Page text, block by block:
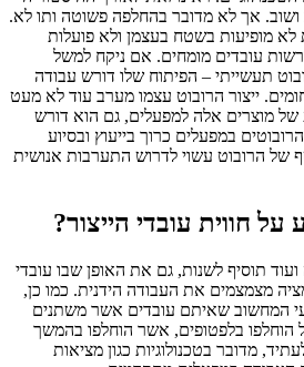
אך לא מדובר בהחלפה פשוטה ותו לא.
לא מופיעות בשטח בעצמן ולא פועלות
עובדים מומחים. אם ניקח למשל
תעשייתי – הפיתוח שלו דורש עבודה
ייצור הרובוט עצמו מערב עוד לא מעט
של מוצרים אלה למפעלים, גם הוא דורש
במפעלים כרוך בייעוץ ובסיוע
הרובוט עשוי לדרוש התערבות אנושית
חווית עובדי הייצור?
תוסיף לשנות, גם את האופן שבו עובדי
מצמצמים את העבודה הידנית. כמו כן,
המחשוב שאיתם עובדים אשר משתנים
הוחלפו בלפטופים, אשר הוחלפו בהמשך
מדובר בטכנולוגיות כגון מציאות